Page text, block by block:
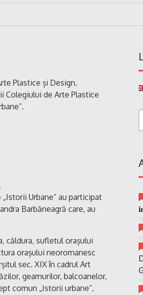
Plastice și Design,
Colegiului de Arte Plastice
Urbane” au participat
Barbăneagră care, au
căldura, sufletul orașului
orașului neoromanesc
sec. XIX în cadrul Art
geamurilor, balcoanelor,
comun „Istorii urbane”,